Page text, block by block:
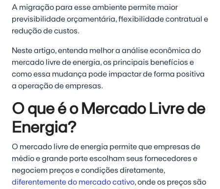
A migração para esse ambiente permite maior
previsibilidade orçamentária, flexibilidade contratual e
redução de custos.
Neste artigo, entenda melhor a análise econômica do
mercado livre de energia, os principais benefícios e
como essa mudança pode impactar de forma positiva
a operação de empresas.
O que é o Mercado Livre de
Energia?
O mercado livre de energia permite que empresas de
médio e grande porte escolham seus fornecedores e
negociem preços e condições diretamente,
diferentemente do mercado cativo, onde os preços são